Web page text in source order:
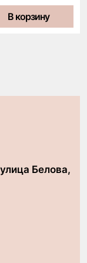
В корзину
Белова,